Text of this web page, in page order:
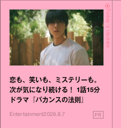
Today's Update
恋も、笑いも、ミステリーも。
次が気になり続ける！ 1話15分
ドラマ『バカンスの法則』
Entertainment2026.8.7 PR